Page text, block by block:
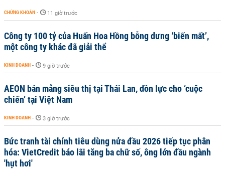
CHỨNG KHOÁN - 11 giờ trước
Công ty 100 tỷ của Huấn Hoa Hồng bỗng dưng ‘biến mất’,
một công ty khác đã giải thể
KINH DOANH - 9 giờ trước
AEON bán mảng siêu thị tại Thái Lan, dồn lực cho ‘cuộc
chiến’ tại Việt Nam
KINH DOANH - 3 giờ trước
Bức tranh tài chính tiêu dùng nửa đầu 2026 tiếp tục phân
hóa: VietCredit báo lãi tăng ba chữ số, ông lớn đầu ngành
'hụt hơi'